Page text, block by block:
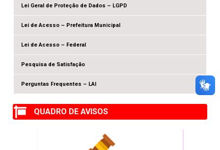
Lei Geral de Proteção de Dados – LGPD
Lei de Acesso – Prefeitura Municipal
Lei de Acesso – Federal
Pesquisa de Satisfação
Perguntas Frequentes – LAI
QUADRO DE AVISOS